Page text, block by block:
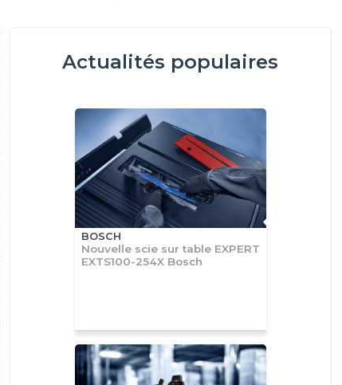
Actualités populaires
BOSCH
Nouvelle scie sur table EXPERT
EXTS100-254X Bosch